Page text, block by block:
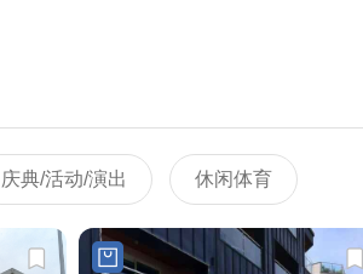
庆典/活动/演出 休闲体育